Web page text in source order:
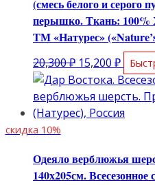
(смесь белого и серого
перышко. Ткань: 100%
ТМ «Натурес»
20,300₽
цена
составляла
20,300 ₽.
15,200 ₽
цена:
скидка 10%
Одеяло верблюжья
140х205см. Всесезонное